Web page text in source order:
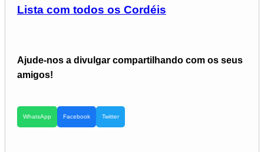
Lista com todos os Cordéis
Ajude-nos a divulgar compartilhando com os seus
amigos!
WhatsApp Facebook Twitter